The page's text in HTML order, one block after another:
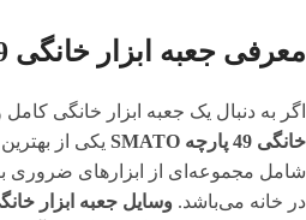
معرفی جعبه ابزار خانگی 49 پارچه SMATO
اگر به دنبال یک جعبه ابزار خانگی
خانگی 49 پارچه SMATO
یکی از
شامل مجموعه‌ای از ابزارهای ضروری
در خانه می‌باشد. وسایل جعبه ابزار